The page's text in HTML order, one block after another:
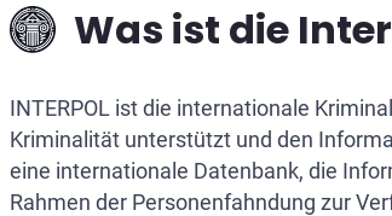
Was ist die
INTERPOL ist die internationale
Kriminalität unterstützt und den
eine internationale Datenbank, die
Rahmen der Personenfahndung zur